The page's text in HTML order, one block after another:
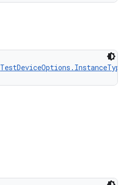
TestDeviceOptions.InstanceType